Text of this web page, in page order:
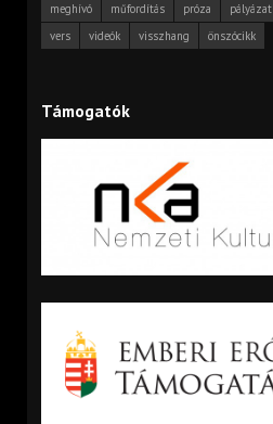
meghívó
műfordítás próza pályázat
vers
videók visszhang önszócikk
Támogatók